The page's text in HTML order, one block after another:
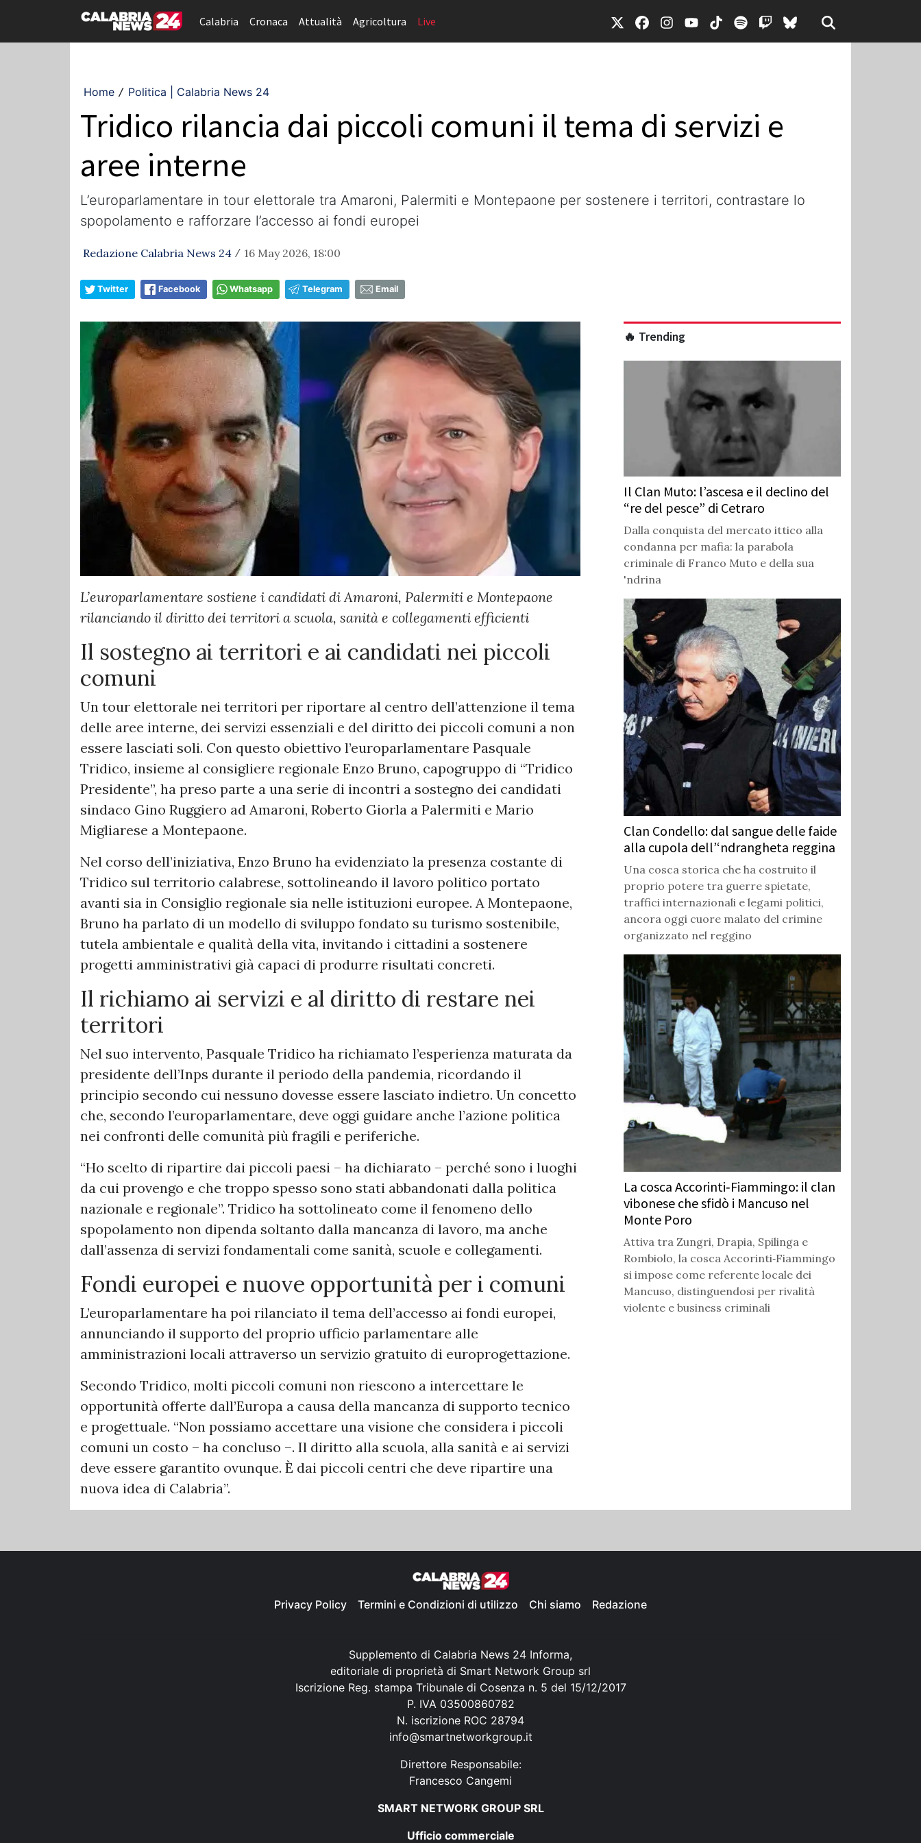
Calabria Cronaca Attualità Agricoltura Live
Home / Politica | Calabria News 24
Tridico rilancia dai piccoli comuni il tema di servizi e
aree interne
L’europarlamentare in tour elettorale tra Amaroni, Palermiti e Montepaone per sostenere i territori, contrastare lo
spopolamento e rafforzare l’accesso ai fondi europei
Redazione Calabria News 24 / 16 May 2026, 18:00
Twitter Facebook Whatsapp Telegram Email
L’europarlamentare sostiene i candidati di Amaroni, Palermiti e Montepaone
rilanciando il diritto dei territori a scuola, sanità e collegamenti efficienti
Il sostegno ai territori e ai candidati nei piccoli
comuni
Un tour elettorale nei territori per riportare al centro dell’attenzione il tema
delle aree interne, dei servizi essenziali e del diritto dei piccoli comuni a non
essere lasciati soli. Con questo obiettivo l’europarlamentare Pasquale
Tridico, insieme al consigliere regionale Enzo Bruno, capogruppo di “Tridico
Presidente”, ha preso parte a una serie di incontri a sostegno dei candidati
sindaco Gino Ruggiero ad Amaroni, Roberto Giorla a Palermiti e Mario
Migliarese a Montepaone.
Nel corso dell’iniziativa, Enzo Bruno ha evidenziato la presenza costante di
Tridico sul territorio calabrese, sottolineando il lavoro politico portato
avanti sia in Consiglio regionale sia nelle istituzioni europee. A Montepaone,
Bruno ha parlato di un modello di sviluppo fondato su turismo sostenibile,
tutela ambientale e qualità della vita, invitando i cittadini a sostenere
progetti amministrativi già capaci di produrre risultati concreti.
Il richiamo ai servizi e al diritto di restare nei
territori
Nel suo intervento, Pasquale Tridico ha richiamato l’esperienza maturata da
presidente dell’Inps durante il periodo della pandemia, ricordando il
principio secondo cui nessuno dovesse essere lasciato indietro. Un concetto
che, secondo l’europarlamentare, deve oggi guidare anche l’azione politica
nei confronti delle comunità più fragili e periferiche.
“Ho scelto di ripartire dai piccoli paesi – ha dichiarato – perché sono i luoghi
da cui provengo e che troppo spesso sono stati abbandonati dalla politica
nazionale e regionale”. Tridico ha sottolineato come il fenomeno dello
spopolamento non dipenda soltanto dalla mancanza di lavoro, ma anche
dall’assenza di servizi fondamentali come sanità, scuole e collegamenti.
Fondi europei e nuove opportunità per i comuni
L’europarlamentare ha poi rilanciato il tema dell’accesso ai fondi europei,
annunciando il supporto del proprio ufficio parlamentare alle
amministrazioni locali attraverso un servizio gratuito di europrogettazione.
Secondo Tridico, molti piccoli comuni non riescono a intercettare le
opportunità offerte dall’Europa a causa della mancanza di supporto tecnico
e progettuale. “Non possiamo accettare una visione che considera i piccoli
comuni un costo – ha concluso –. Il diritto alla scuola, alla sanità e ai servizi
deve essere garantito ovunque. È dai piccoli centri che deve ripartire una
nuova idea di Calabria”.
🔥 Trending
Il Clan Muto: l’ascesa e il declino del
“re del pesce” di Cetraro
Dalla conquista del mercato ittico alla
condanna per mafia: la parabola
criminale di Franco Muto e della sua
'ndrina
Clan Condello: dal sangue delle faide
alla cupola dell’‘ndrangheta reggina
Una cosca storica che ha costruito il
proprio potere tra guerre spietate,
traffici internazionali e legami politici,
ancora oggi cuore malato del crimine
organizzato nel reggino
La cosca Accorinti‑Fiammingo: il clan
vibonese che sfidò i Mancuso nel
Monte Poro
Attiva tra Zungri, Drapia, Spilinga e
Rombiolo, la cosca Accorinti‑Fiammingo
si impose come referente locale dei
Mancuso, distinguendosi per rivalità
violente e business criminali
Privacy Policy Termini e Condizioni di utilizzo Chi siamo Redazione
Supplemento di Calabria News 24 Informa,
editoriale di proprietà di Smart Network Group srl
Iscrizione Reg. stampa Tribunale di Cosenza n. 5 del 15/12/2017
P. IVA 03500860782
N. iscrizione ROC 28794
info@smartnetworkgroup.it
Direttore Responsabile:
Francesco Cangemi
SMART NETWORK GROUP SRL
Ufficio commerciale